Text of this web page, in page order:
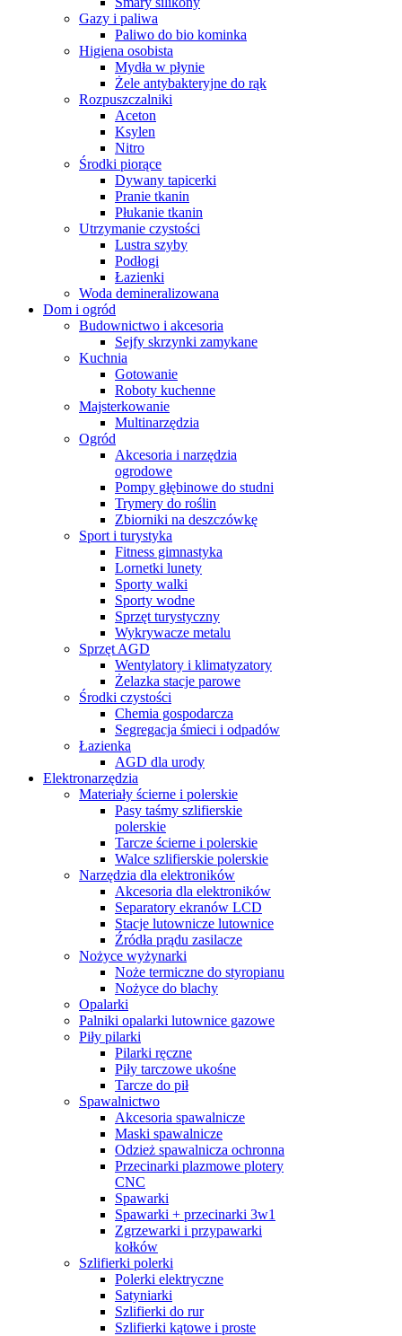
Gazy i paliwa
Paliwo do bio kominka
Higiena osobista
Mydła w płynie
Żele antybakteryjne do rąk
Rozpuszczalniki
Aceton
Ksylen
Nitro
Środki piorące
Dywany tapicerki
Pranie tkanin
Płukanie tkanin
Utrzymanie czystości
Lustra szyby
Podłogi
Łazienki
Woda demineralizowana
Dom i ogród
Budownictwo i akcesoria
Sejfy skrzynki zamykane
Kuchnia
Gotowanie
Roboty kuchenne
Majsterkowanie
Multinarzędzia
Ogród
Akcesoria i narzędzia
ogrodowe
Pompy głębinowe do studni
Trymery do roślin
Zbiorniki na deszczówkę
Sport i turystyka
Fitness gimnastyka
Lornetki lunety
Sporty walki
Sporty wodne
Sprzęt turystyczny
Wykrywacze metalu
Sprzęt AGD
Wentylatory i klimatyzatory
Żelazka stacje parowe
Środki czystości
Chemia gospodarcza
Segregacja śmieci i odpadów
Łazienka
AGD dla urody
Elektronarzędzia
Materiały ścierne i polerskie
Pasy taśmy szlifierskie
polerskie
Tarcze ścierne i polerskie
Walce szlifierskie polerskie
Narzędzia dla elektroników
Akcesoria dla elektroników
Separatory ekranów LCD
Stacje lutownicze lutownice
Źródła prądu zasilacze
Nożyce wyżynarki
Noże termiczne do styropianu
Nożyce do blachy
Opalarki
Palniki opalarki lutownice gazowe
Piły pilarki
Pilarki ręczne
Piły tarczowe ukośne
Tarcze do pił
Spawalnictwo
Akcesoria spawalnicze
Maski spawalnicze
Odzież spawalnicza ochronna
Przecinarki plazmowe plotery
CNC
Spawarki
Spawarki + przecinarki 3w1
Zgrzewarki i przypawarki
kołków
Szlifierki polerki
Polerki elektryczne
Satyniarki
Szlifierki do rur
Szlifierki kątowe i proste